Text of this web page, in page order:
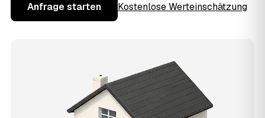
Anfrage starten Kostenlose Werteinschätzung